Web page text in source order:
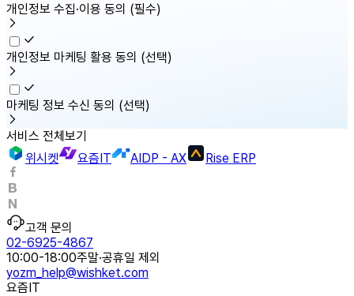
개인정보 수집·이용 동의 (필수)
개인정보 마케팅 활용 동의 (선택)
마케팅 정보 수신 동의 (선택)
서비스 전체보기
위시켓
요즘IT AIDP - AX Rise ERP
고객 문의
02-6925-4867
10:00-18:00주말·공휴일 제외
yozm_help@wishket.com
요즘IT